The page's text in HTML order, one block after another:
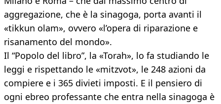
aggregazione, che è la sinagoga, porta avanti il
«tikkun olam», ovvero «l’opera di riparazione e
risanamento del mondo».
Il “Popolo del libro”, la «Torah», lo fa studiando le
leggi e rispettando le «mitzvot», le 248 azioni da
compiere e i 365 divieti imposti. E il pensiero di
ogni ebreo professante che entra nella sinagoga è